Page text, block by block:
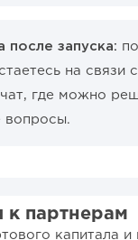
после запуска:
на связи
где можно
вопросы.
к партнерам
капитала и